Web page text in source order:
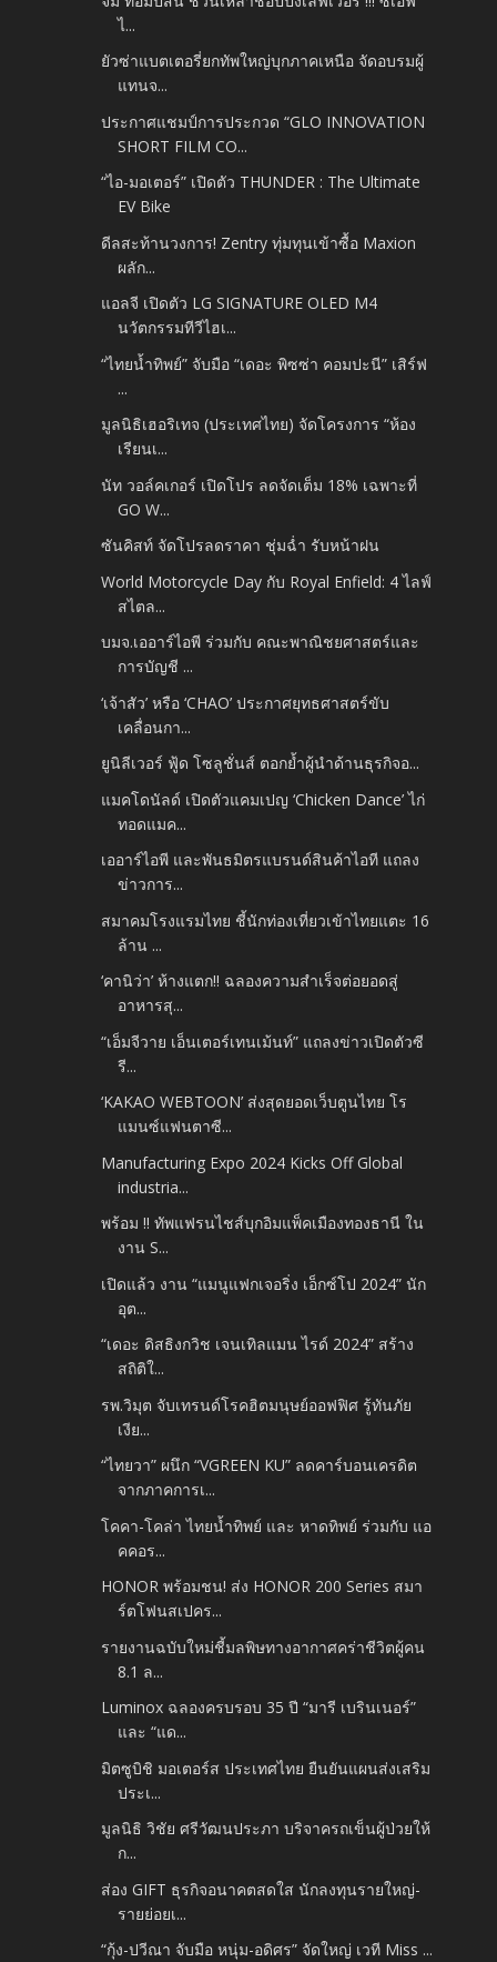
ไ...
ยัวซ่าแบตเตอรี่ยกทัพใหญ่บุกภาคเหนือ จัดอบรมผู้
แทนจ...
ประกาศแชมป์การประกวด “GLO INNOVATION
SHORT FILM CO...
“ไอ-มอเตอร์” เปิดตัว THUNDER : The Ultimate
EV Bike
ดีลสะท้านวงการ! Zentry ทุ่มทุนเข้าซื้อ Maxion
ผลัก...
แอลจี เปิดตัว LG SIGNATURE OLED M4
นวัตกรรมทีวีไฮเ...
“ไทยน้ำทิพย์” จับมือ “เดอะ พิซซ่า คอมปะนี” เสิร์ฟ
...
มูลนิธิเฮอริเทจ (ประเทศไทย) จัดโครงการ “ห้อง
เรียนเ...
นัท วอล์คเกอร์ เปิดโปร ลดจัดเต็ม 18% เฉพาะที่
GO W...
ซันคิสท์ จัดโปรลดราคา ชุ่มฉ่ำ รับหน้าฝน
World Motorcycle Day กับ Royal Enfield: 4 ไลฟ์
สไตล...
บมจ.เออาร์ไอพี ร่วมกับ คณะพาณิชยศาสตร์และ
การบัญชี ...
‘เจ้าสัว’ หรือ ‘CHAO’ ประกาศยุทธศาสตร์ขับ
เคลื่อนกา...
ยูนิลีเวอร์ ฟู้ด โซลูชั่นส์ ตอกย้ำผู้นำด้านธุรกิจอ...
แมคโดนัลด์ เปิดตัวแคมเปญ ‘Chicken Dance’ ไก่
ทอดแมค...
เออาร์ไอพี และพันธมิตรแบรนด์สินค้าไอที แถลง
ข่าวการ...
สมาคมโรงแรมไทย ชี้นักท่องเที่ยวเข้าไทยแตะ 16
ล้าน ...
‘คานิว่า’ ห้างแตก!! ฉลองความสำเร็จต่อยอดสู่
อาหารสุ...
“เอ็มจีวาย เอ็นเตอร์เทนเม้นท์” แถลงข่าวเปิดตัวซี
รี...
‘KAKAO WEBTOON’ ส่งสุดยอดเว็บตูนไทย โร
แมนซ์แฟนตาซี...
Manufacturing Expo 2024 Kicks Off Global
industria...
พร้อม !! ทัพแฟรนไชส์บุกอิมแพ็คเมืองทองธานี ใน
งาน S...
เปิดแล้ว งาน “แมนูแฟกเจอริ่ง เอ็กซ์โป 2024” นัก
อุต...
“เดอะ ดิสธิงกวิช เจนเทิลแมน ไรด์ 2024” สร้าง
สถิติใ...
รพ.วิมุต จับเทรนด์โรคฮิตมนุษย์ออฟฟิศ รู้ทันภัย
เงีย...
“ไทยวา” ผนึก “VGREEN KU” ลดคาร์บอนเครดิต
จากภาคการเ...
โคคา-โคล่า ไทยน้ำทิพย์ และ หาดทิพย์ ร่วมกับ แอ
คคอร...
HONOR พร้อมชน! ส่ง HONOR 200 Series สมา
ร์ตโฟนสเปคร...
รายงานฉบับใหม่ชี้มลพิษทางอากาศคร่าชีวิตผู้คน
8.1 ล...
Luminox ฉลองครบรอบ 35 ปี “มารี เบรินเนอร์”
และ “แด...
มิตซูบิชิ มอเตอร์ส ประเทศไทย ยืนยันแผนส่งเสริม
ประเ...
มูลนิธิ วิชัย ศรีวัฒนประภา บริจาครถเข็นผู้ป่วยให้
ก...
ส่อง GIFT ธุรกิจอนาคตสดใส นักลงทุนรายใหญ่-
รายย่อยเ...
“กุ้ง-ปวีณา จับมือ หนุ่ม-อดิศร” จัดใหญ่ เวที Miss ...